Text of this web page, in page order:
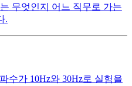
무엇인지 어느 직무로 가는
.
수가 10Hz와 30Hz로 실험을